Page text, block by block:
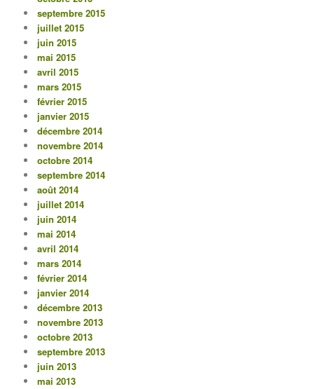
septembre 2015
juillet 2015
juin 2015
mai 2015
avril 2015
mars 2015
février 2015
janvier 2015
décembre 2014
novembre 2014
octobre 2014
septembre 2014
août 2014
juillet 2014
juin 2014
mai 2014
avril 2014
mars 2014
février 2014
janvier 2014
décembre 2013
novembre 2013
octobre 2013
septembre 2013
juin 2013
mai 2013